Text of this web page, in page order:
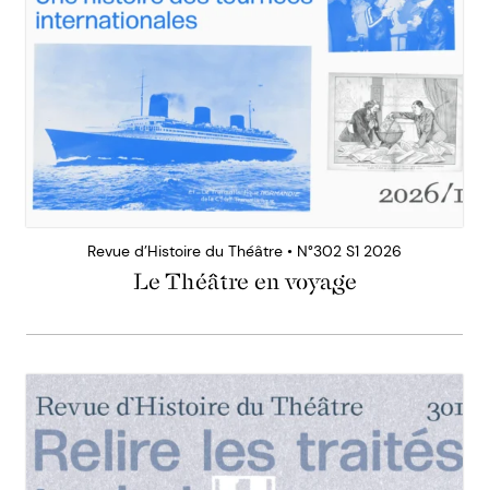
Revue d’Histoire du Théâtre • N°302 S1 2026
Le Théâtre en voyage